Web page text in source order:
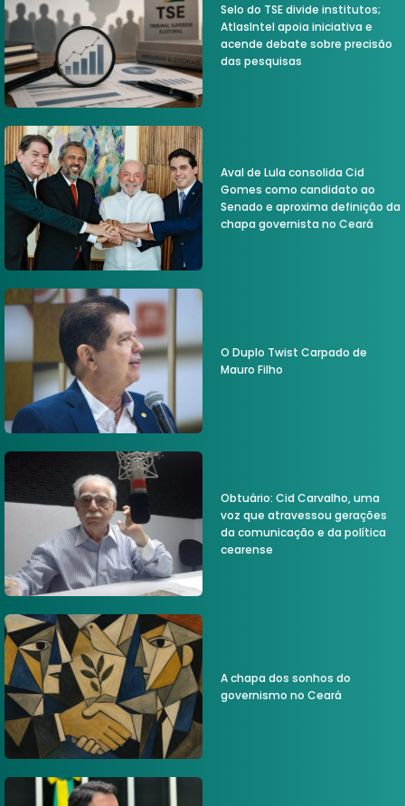
Selo do TSE divide institutos;
AtlasIntel apoia iniciativa e
acende debate sobre precisão
das pesquisas
Aval de Lula consolida Cid
Gomes como candidato ao
Senado e aproxima definição da
chapa governista no Ceará
O Duplo Twist Carpado de
Mauro Filho
Obtuário: Cid Carvalho, uma
voz que atravessou gerações
da comunicação e da política
cearense
A chapa dos sonhos do
governismo no Ceará